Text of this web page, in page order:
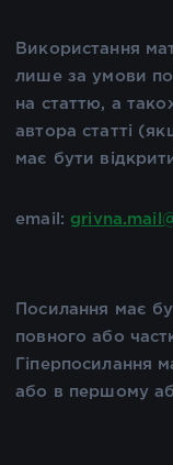
Використання
лише за умови
на статтю, а
автора статті
має бути
email:
Посилання має
повного або
Гіперпосилання
або в першому